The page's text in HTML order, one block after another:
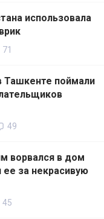
использовала
71
Ташкенте поймали
49
ворвался в дом
за некрасивую
45